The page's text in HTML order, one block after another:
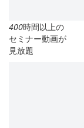
400時間以上の
セミナー動画が
見放題